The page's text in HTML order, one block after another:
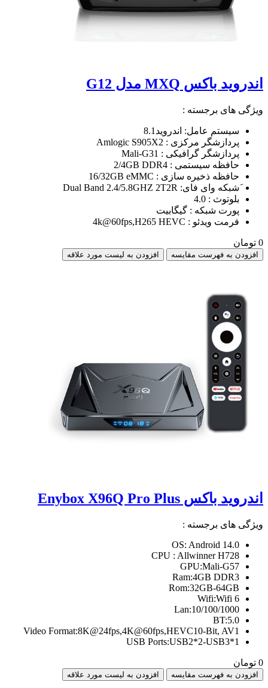
اندروید باکس MXQ مدل G12
ویژگی های برجسته :
سیستم عامل: اندروید8.1
پردازشگر مرکزی : Amlogic S905X2
پردازشگر گرافیکی : Mali-G31
حافظه سیستمی : 2/4GB DDR4
حافظه ذخیره سازی : 16/32GB eMMC
َشبکه وای فای: Dual Band 2.4/5.8GHZ 2T2R
بلوتوث : 4.0
پورت شبکه : گیگابیت
فرمت ویدئو : 4k@60fps,H265 HEVC
0 تومان
افزودن به فهرست مقایسه افزودن به لیست مورد علاقه
اندروید باکس Enybox X96Q Pro Plus
ویژگی های برجسته :
OS: Android 14.0
CPU : Allwinner H728
GPU:Mali-G57
Ram:4GB DDR3
Rom:32GB-64GB
Wifi:Wifi 6
Lan:10/100/1000
BT:5.0
Video Format:8K@24fps,4K@60fps,HEVC10-Bit, AV1
USB Ports:USB2*2-USB3*1
0 تومان
افزودن به فهرست مقایسه افزودن به لیست مورد علاقه